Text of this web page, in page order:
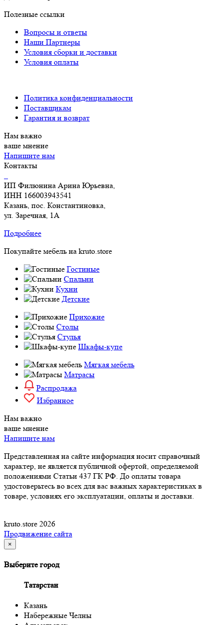
Полезные ссылки
Вопросы и ответы
Наши Партнеры
Условия сборки и доставки
Условия оплаты
Политика конфиденциальности
Поставщикам
Гарантия и возврат
Нам важно
ваше мнение
Напишите нам
Контакты
ИП Филюнина Арина Юрьевна,
ИНН 166003943541
Казань, пос. Константиновка,
ул. Заречная, 1А
Подробнее
Покупайте мебель на kruto.store
Гостиные
Спальни
Кухни
Детские
Прихожие
Столы
Стулья
Шкафы-купе
Мягкая мебель
Матрасы
Распродажа
Избранное
Нам важно
ваше мнение
Напишите нам
Представленная на сайте информация носит справочный
характер, не является публичной офертой, определяемой
положениями Статьи 437 ГК РФ. До оплаты товара
удостоверьтесь во всех для вас важных характеристиках в
товаре, условиях его эксплуатации, оплаты и доставки.
kruto.store 2026
Продвижение сайта
×
Выберите город
Татарстан
Казань
Набережные Челны